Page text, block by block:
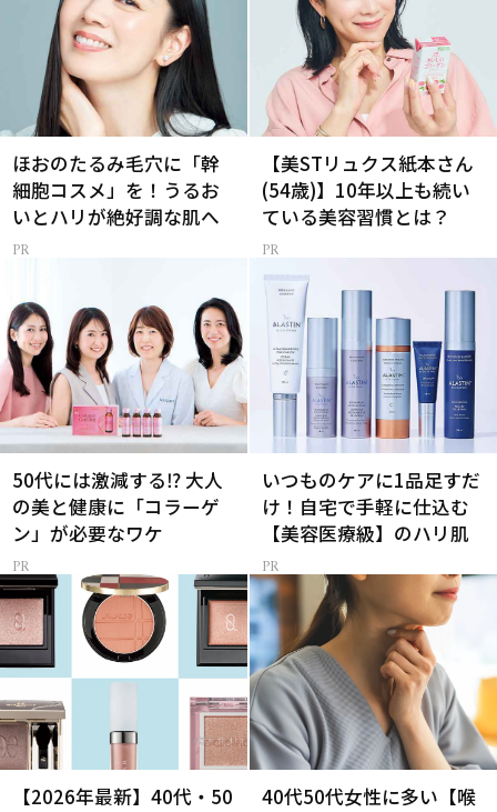
ほおのたるみ毛穴に「幹
細胞コスメ」を！うるお
いとハリが絶好調な肌へ
【美STリュクス紙本さん
(54歳)】10年以上も続い
ている美容習慣とは？
50代には激減する⁉ 大人
の美と健康に「コラーゲ
ン」が必要なワケ
いつものケアに1品足すだ
け！自宅で手軽に仕込む
【美容医療級】のハリ肌
【2026年最新】40代・50
40代50代女性に多い【喉